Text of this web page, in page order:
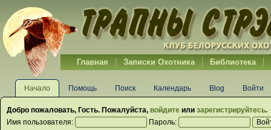
Главная Записки Охотника Библиотека
Начало Помощь Поиск Календарь Blog Войти
Добро пожаловать, Гость. Пожалуйста, войдите или зарегистрируйтесь.
Имя пользователя:
Пароль: